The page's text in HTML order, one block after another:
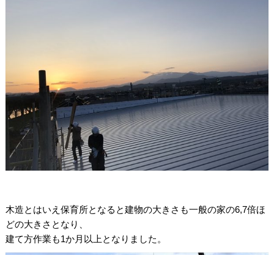
木造とはいえ保育所となると建物の大きさも一般の家の6,7倍ほ
どの大きさとなり、
建て方作業も1か月以上となりました。